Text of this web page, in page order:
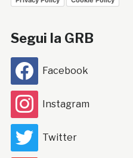
Segui la GRB
Facebook
Instagram
Twitter